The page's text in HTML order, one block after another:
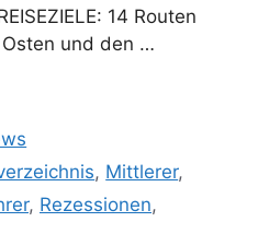
14 Routen
und den …
, Mittlerer,
, Rezessionen,